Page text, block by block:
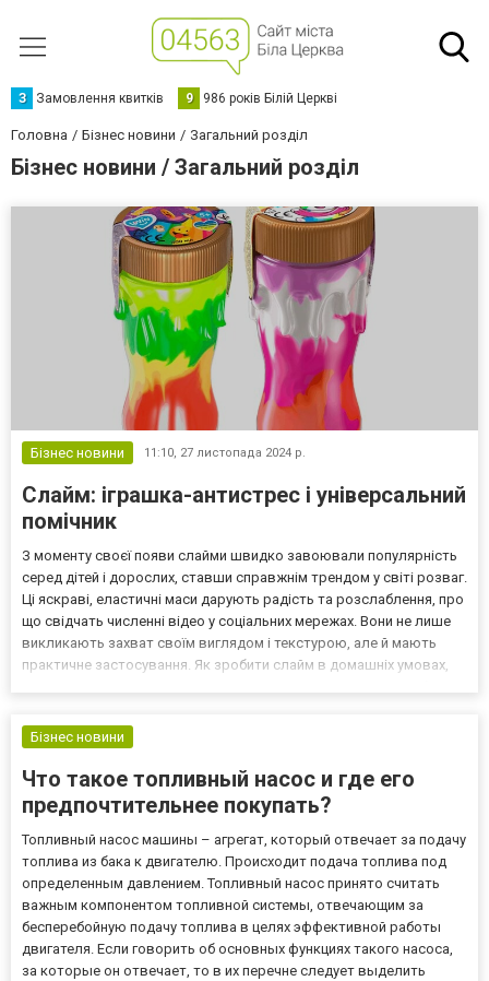
З Замовлення квитків 9 986 років Білій Церкві
Головна Бізнес новини Загальний розділ
Бізнес новини / Загальний розділ
Бізнес новини 11:10, 27 листопада 2024 р.
Слайм: іграшка-антистрес і універсальний
помічник
З моменту своєї появи слайми швидко завоювали популярність
серед дітей і дорослих, ставши справжнім трендом у світі розваг.
Ці яскраві, еластичні маси дарують радість та розслаблення, про
що свідчать численні відео у соціальних мережах. Вони не лише
викликають захват своїм виглядом і текстурою, але й мають
практичне застосування. Як зробити слайм в домашніх умовах,
Бізнес новини
Что такое топливный насос и где его
предпочтительнее покупать?
Топливный насос машины – агрегат, который отвечает за подачу
топлива из бака к двигателю. Происходит подача топлива под
определенным давлением. Топливный насос принято считать
важным компонентом топливной системы, отвечающим за
бесперебойную подачу топлива в целях эффективной работы
двигателя. Если говорить об основных функциях такого насоса,
за которые он отвечает, то в их перечне следует выделить